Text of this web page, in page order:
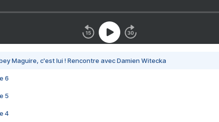
Maguire, c'est lui ! Rencontre avec Damien Witecka
6
5
4